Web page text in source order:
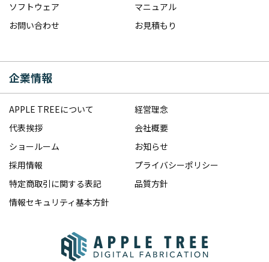
ソフトウェア
マニュアル
お問い合わせ
お見積もり
企業情報
APPLE TREEについて
経営理念
代表挨拶
会社概要
ショールーム
お知らせ
採用情報
プライバシーポリシー
特定商取引に関する表記
品質方針
情報セキュリティ基本方針